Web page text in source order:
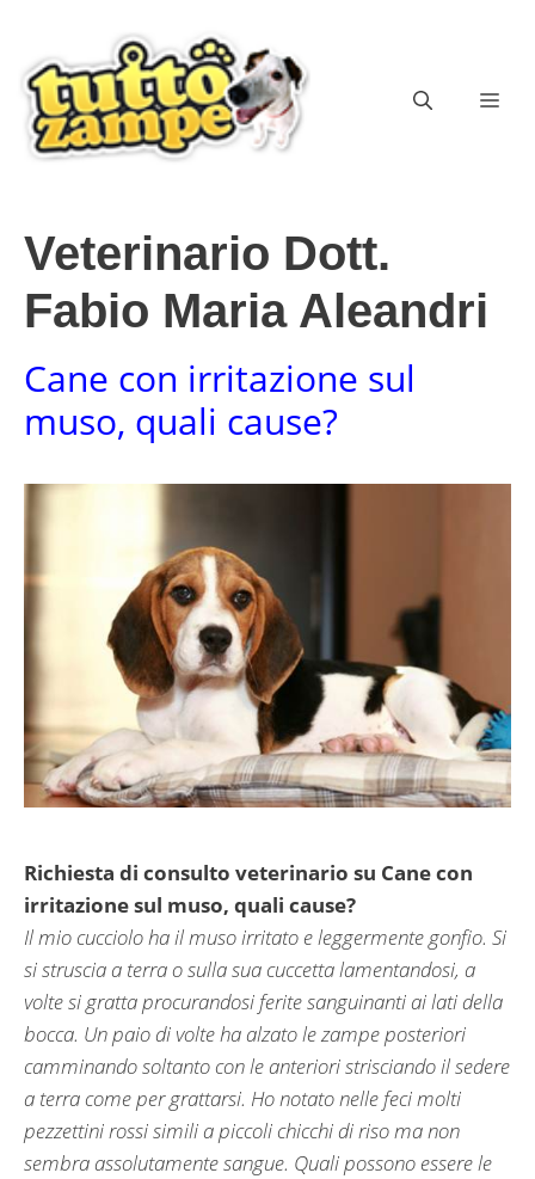
contenuto
Veterinario Dott.
Fabio Maria Aleandri
Cane con irritazione sul
muso, quali cause?
Richiesta di consulto veterinario su Cane con
irritazione sul muso, quali cause?
Il mio cucciolo ha il muso irritato e leggermente gonfio. Si
si struscia a terra o sulla sua cuccetta lamentandosi, a
volte si gratta procurandosi ferite sanguinanti ai lati della
bocca. Un paio di volte ha alzato le zampe posteriori
camminando soltanto con le anteriori strisciando il sedere
a terra come per grattarsi. Ho notato nelle feci molti
pezzettini rossi simili a piccoli chicchi di riso ma non
sembra assolutamente sangue. Quali possono essere le